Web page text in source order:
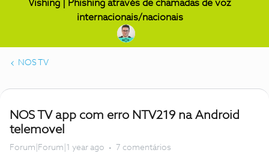
Vishing | Phishing através de chamadas de voz
internacionais/nacionais
NOS TV
NOS TV app com erro NTV219 na Android
telemovel
Forum|Forum|1 year ago 7 comentários